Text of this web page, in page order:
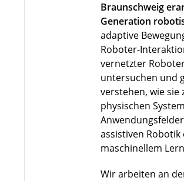
Braunschweig
Generation
adaptive
Roboter-
vernetzter
untersuchen und
verstehen, wie
physischen
assistiven
maschinellem
Wir arbeiten an